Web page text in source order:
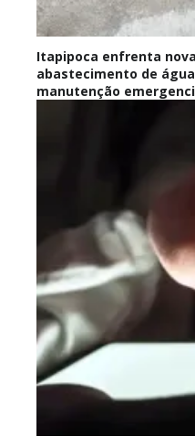
Itapipoca enfrenta
abastecimento de
manutenção